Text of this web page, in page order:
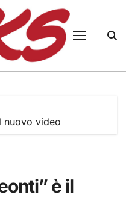
nuovo video
è il